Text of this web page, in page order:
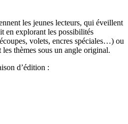
les jeunes lecteurs, qui éveillent
en explorant les possibilités
volets, encres spéciales…) ou
thèmes sous un angle original.
d’édition :